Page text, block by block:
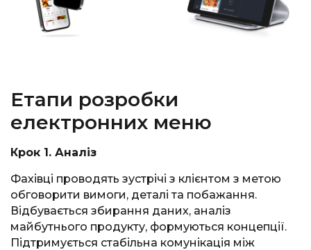
Етапи розробки
електронних меню
Крок 1. Аналіз
Фахівці проводять зустрічі з клієнтом з метою
обговорити вимоги, деталі та побажання.
Відбувається збирання даних, аналіз
майбутнього продукту, формуються концепції.
Підтримується стабільна комунікація між